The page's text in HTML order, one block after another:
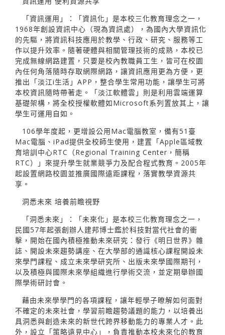
「資訊運用」：「資訊化」是本校三化教育理念之一，
1968年創設資訊中心（現為資訊處），為國內大學資訊化
的先驅，將資訊科技應用於教學、行政、研究、服務等工
作以提升效率。隨著硬體與相關管理技術的成熟，本校已
完成無線網路建置，只要是校內教職員工生，皆可在校園
內任何角落隨時存取網際網路，讓資訊應用更為方便，更
推出「淡江i生活」APP，整合學生常用功能，讓學生可將
本校資訊隨時帶著走。「淡江軟體雲」則是利用雲端運算
基礎架構，將全校授權軟體如Microsoft系列置放其上，讓
學生可運用自如。
106學年度起，更增設公用Mac電腦教室，備有51臺
Mac電腦、iPad提供全校師生使用，建置「Apple區域教
育培訓中心RTC（Regional Training Center，簡稱
RTC）」來提升學生就業競爭力及配合程式教育。2005年
起設置網路校園並推廣國際遠距課程，落實教學資源共
享。
洞悉未來 培養前瞻視野
「洞悉未來」：「未來化」是本校三化教育理念之一，
民國57年起張創辦人建邦博士鑑於科技對當代社會的衝
擊，開始在國內積極推動未來研究：發行《明日世界》雜
誌、開設未來趨勢講座、在大學部的通識核心課程開設未
來學門課程、成立未來學研究所、出版未來學國際期刊，
以及積極與國際未來學組織進行學術交流，並定期舉辦國
際學術研討會。
藉由未來學學門的各項課程，讓年輕學子暸解如何面對
不確定的未來社會，學習前瞻趨勢議題的能力，以培養出
具洞悉與創造未來的新世代跨界移動能力的專業人才。此
外，設立「策略遠見中心」，負責推動本校未來化的教育